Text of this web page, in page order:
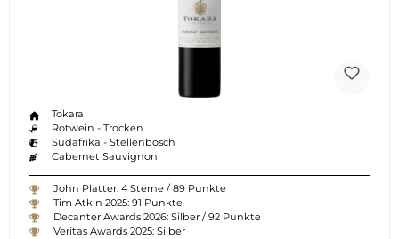
Tokara
Rotwein - Trocken
Südafrika - Stellenbosch
Cabernet Sauvignon
John Platter: 4 Sterne / 89 Punkte
Tim Atkin 2025: 91 Punkte
Decanter Awards 2026: Silber / 92 Punkte
Veritas Awards 2025: Silber